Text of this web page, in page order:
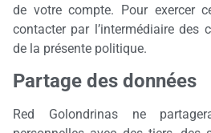
de votre compte. Pour exercer
contacter par l’intermédiaire des
de la présente politique.
Partage des données
Red Golondrinas ne